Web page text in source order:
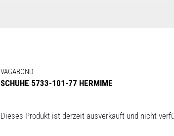
VAGABOND
SCHUHE 5733-101-77 HERMIME
Dieses Produkt ist derzeit ausverkauft und nicht